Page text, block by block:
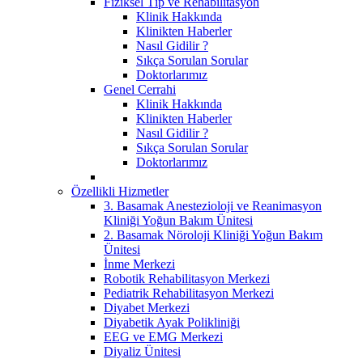
Klinik Hakkında
Klinikten Haberler
Nasıl Gidilir ?
Sıkça Sorulan Sorular
Doktorlarımız
Genel Cerrahi
Klinik Hakkında
Klinikten Haberler
Nasıl Gidilir ?
Sıkça Sorulan Sorular
Doktorlarımız
Özellikli Hizmetler
3. Basamak Anestezioloji ve Reanimasyon
Kliniği Yoğun Bakım Ünitesi
2. Basamak Nöroloji Kliniği Yoğun Bakım
Ünitesi
İnme Merkezi
Robotik Rehabilitasyon Merkezi
Pediatrik Rehabilitasyon Merkezi
Diyabet Merkezi
Diyabetik Ayak Polikliniği
EEG ve EMG Merkezi
Diyaliz Ünitesi